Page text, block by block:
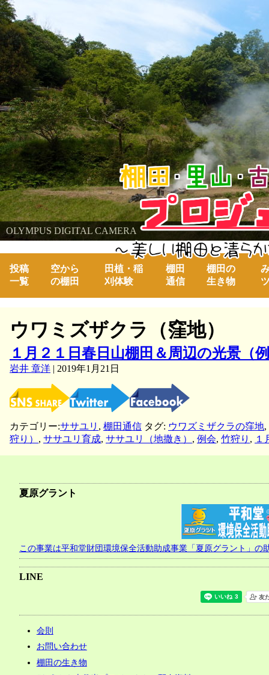
OLYMPUS DIGITAL CAMERA
～美しい棚田の自然と古代米～
棚田・里山・古代米・鮒プロジェクト
投稿
一覧
空から
の棚田
田植・稲
刈体験
棚田
通信
棚田の
生き物
ウワミズザクラ（窪地）
１月２１日春日山棚田＆周辺の光景（
岩井 章洋 | 2019年1月21日
カテゴリー:ササユリ , 棚田通信 タグ: ウワズミザクラの窪地,
狩り） , ササユリ育成, ササユリ（地撒き） , 例会, 竹狩り , １
夏原グラント
この事業は平和堂財団環境保全活動助成事業「夏原グラント」の
LINE
会則
お問い合わせ
棚田の生き物